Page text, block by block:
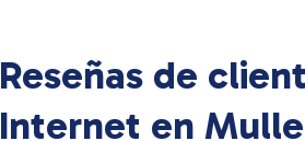
Reseñas de
Internet en